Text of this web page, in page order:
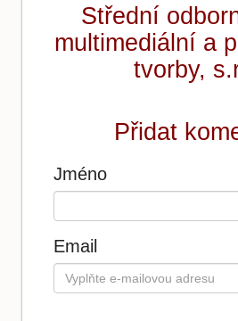
Střední
multimediální a
tvorby,
Přidat
Jméno
Email